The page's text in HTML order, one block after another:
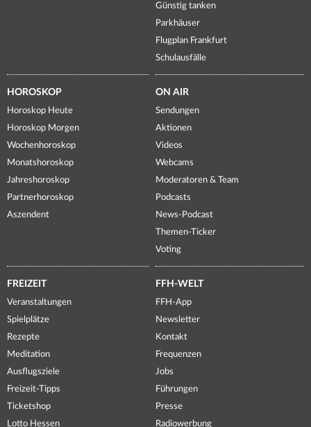
Günstig tanken
Parkhäuser
Flugplan Frankfurt
Schulausfälle
HOROSKOP
Horoskop Heute
Horoskop Morgen
Wochenhoroskop
Monatshoroskop
Jahreshoroskop
Partnerhoroskop
Aszendent
ON AIR
Sendungen
Aktionen
Videos
Webcams
Moderatoren & Team
Podcasts
News-Podcast
Themen-Ticker
Voting
FREIZEIT
Veranstaltungen
Spielplätze
Rezepte
Meditation
Ausflugsziele
Freizeit-Tipps
Ticketshop
Lotto Hessen
FFH-WELT
FFH-App
Newsletter
Kontakt
Frequenzen
Jobs
Führungen
Presse
Radiowerbung